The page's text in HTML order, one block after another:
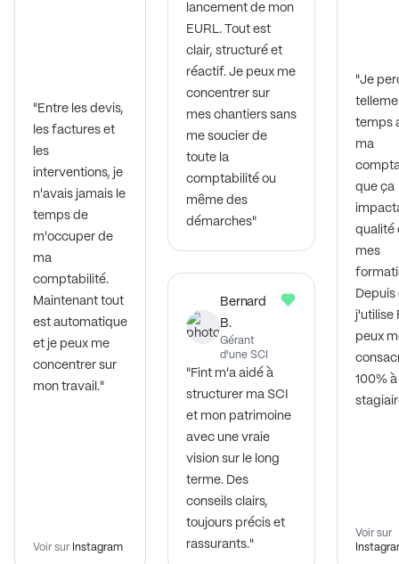
"Entre les devis,
les factures et
les
interventions, je
n'avais jamais le
temps de
m'occuper de
ma
comptabilité.
Maintenant tout
est automatique
et je peux me
concentrer sur
mon travail."
Voir sur Instagram
lancement de mon
EURL. Tout est
clair, structuré et
réactif. Je peux me
concentrer sur
mes chantiers sans
me soucier de
toute la
comptabilité ou
même des
démarches"
"Je
temps
ma
que ça
qualité
mes
Depuis
j'utilise
peux
100%
Voir sur
Bernard
B.
Gérant
d'une SCI
"Fint m'a aidé à
structurer ma SCI
et mon patrimoine
avec une vraie
vision sur le long
terme. Des
conseils clairs,
toujours précis et
rassurants."